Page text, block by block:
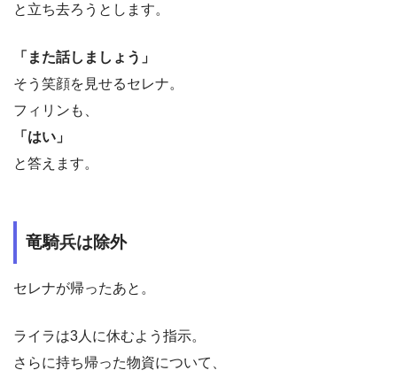
と立ち去ろうとします。
「また話しましょう」
そう笑顔を見せるセレナ。
フィリンも、
「はい」
と答えます。
竜騎兵は除外
セレナが帰ったあと。
ライラは3人に休むよう指示。
さらに持ち帰った物資について、